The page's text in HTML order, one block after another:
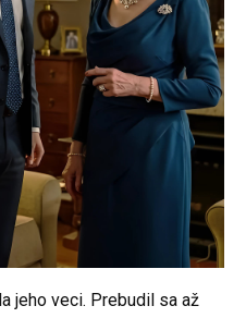
jeho veci. Prebudil sa až